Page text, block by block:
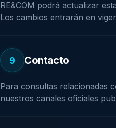
RE&COM podrá actualizar
Los cambios entrarán en
9 Contacto
Para consultas relacionadas
nuestros canales oficiales